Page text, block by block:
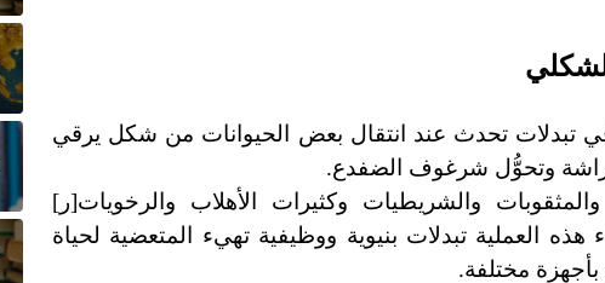
تبدلات تحدث عند انتقال بعض الحيوانات من شكل يرقي
وتحوُّل شرغوف الضفدع.
والشريطيات وكثيرات
الأهلاب والرخويات[ر]
هذه العملية تبدلات بنيوية ووظيفية تهيء المتعضية لحياة
مختلفة.